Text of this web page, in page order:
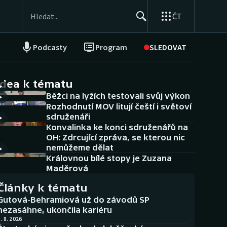
ČT
Podcasty Program SLEDOVAT
NEPŘEHLÉDNĚTE
Historické návraty
Aplikace ČT sport
AZ kvíz
k tématu
Běžci na lyžích testovali svůj výkon
Rozhodnutí MOV litují čeští i světoví
sdruženáři
Konvalinka ke konci sdruženářů na
OH: Zdrcující zpráva, se kterou nic
nemůžeme dělat
Královnou bílé stopy je Zuzana
Maděrová
k tématu
Behramiová už do závodů SP
ukončila kariéru
8. 2026